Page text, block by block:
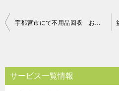
投
ビ
ゲ
宇都宮市にて不用品回収 お客様の声
サービス一覧情報